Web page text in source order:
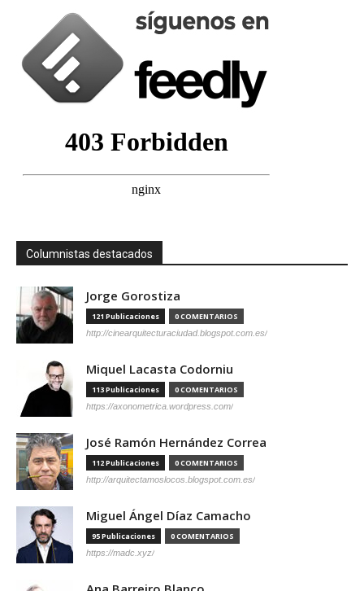
Columnistas destacados
Jorge Gorostiza
121 Publicaciones 0 COMENTARIOS
http://cinearquitecturaciudad.blogspot.com.es/
Miquel Lacasta Codorniu
113 Publicaciones 0 COMENTARIOS
https://axonometrica.wordpress.com/
José Ramón Hernández Correa
112 Publicaciones 0 COMENTARIOS
http://arquitectamoslocos.blogspot.com.es/
Miguel Ángel Díaz Camacho
95 Publicaciones 0 COMENTARIOS
https://madc.xyz/